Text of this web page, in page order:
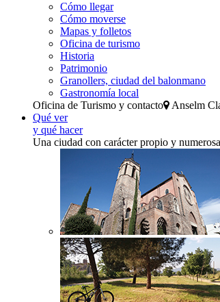
Cómo llegar
Cómo moverse
Mapas y folletos
Oficina de turismo
Historia
Patrimonio
Granollers, ciudad del balonmano
Gastronomía local
Oficina de Turismo y contacto
Anselm
Qué ver
y qué hacer
Una ciudad con carácter propio y